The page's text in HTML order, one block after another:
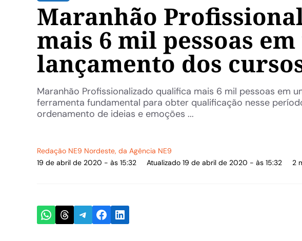
Maranhão
mais 6 mil pessoas
lançamento dos
Maranhão Profissionalizado qualifica mais 6 mil pessoas em
ferramenta fundamental para obter qualificação nesse
ordenamento de ideias e emoções ...
Redação NE9 Nordeste, da Agência NE9
19 de abril de 2020 - às 15:32
Atualizado 19 de abril de 2020 - às 15:32 2
Share on WhatsApp
Share on Threads
Share on Telegram
Share on Facebook
Share on LinkedIn